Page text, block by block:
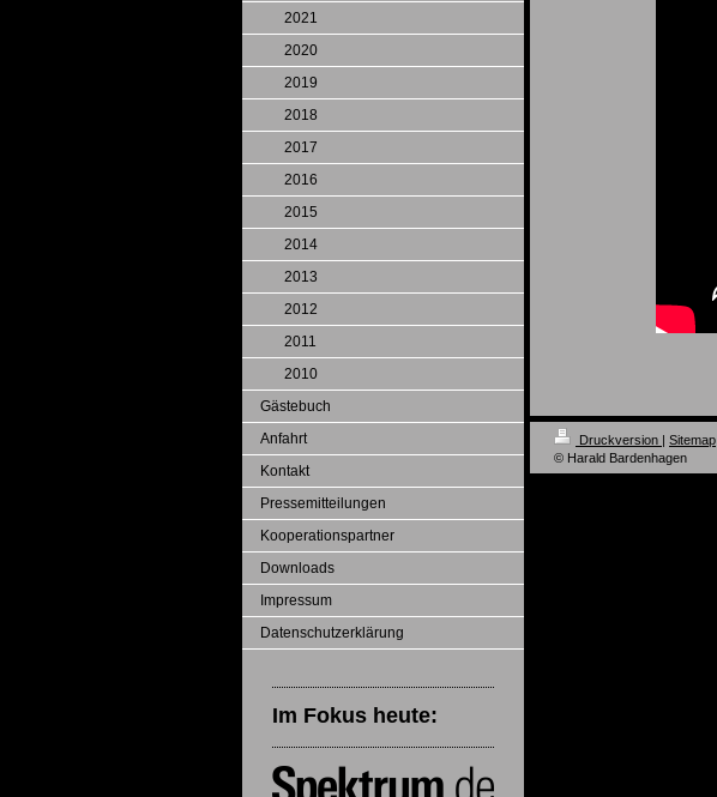
2021
2020
2019
2018
2017
2016
2015
2014
2013
2012
2011
2010
Gästebuch
Anfahrt
Kontakt
Pressemitteilungen
Kooperationspartner
Downloads
Impressum
Datenschutzerklärung
Im Fokus heute:
Druckversion | Sitemap
© Harald Bardenhagen